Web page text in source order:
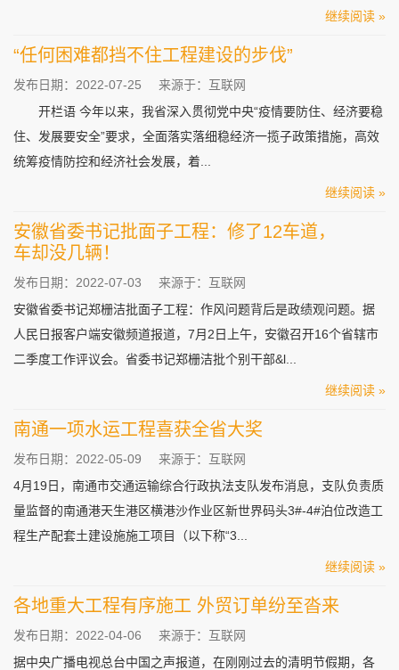
继续阅读 »
“任何困难都挡不住工程建设的步伐”
发布日期：2022-07-25
来源于：互联网
开栏语 今年以来，我省深入贯彻党中央“疫情要防住、经济要稳
住、发展要安全”要求，全面落实落细稳经济一揽子政策措施，高效
统筹疫情防控和经济社会发展，着...
继续阅读 »
安徽省委书记批面子工程：修了12车道，
车却没几辆！
发布日期：2022-07-03
来源于：互联网
安徽省委书记郑栅洁批面子工程：作风问题背后是政绩观问题。据
人民日报客户端安徽频道报道，7月2日上午，安徽召开16个省辖市
二季度工作评议会。省委书记郑栅洁批个别干部&l...
继续阅读 »
南通一项水运工程喜获全省大奖
发布日期：2022-05-09
来源于：互联网
4月19日，南通市交通运输综合行政执法支队发布消息，支队负责质
量监督的南通港天生港区横港沙作业区新世界码头3#-4#泊位改造工
程生产配套土建设施施工项目（以下称“3...
继续阅读 »
各地重大工程有序施工 外贸订单纷至沓来
发布日期：2022-04-06
来源于：互联网
据中央广播电视总台中国之声报道，在刚刚过去的清明节假期，各